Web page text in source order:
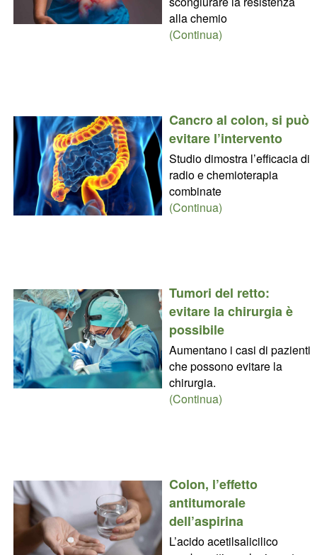
alla chemio
(Continua)
Cancro al colon, si può
evitare l’intervento
Studio dimostra l’efficacia di
radio e chemioterapia
combinate
(Continua)
Tumori del retto:
evitare la chirurgia è
possibile
Aumentano i casi di pazienti
che possono evitare la
chirurgia.
(Continua)
Colon, l’effetto
antitumorale
dell’aspirina
L’acido acetilsalicilico